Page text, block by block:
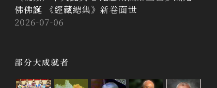
佛佛誕 《經藏總集》新卷面世
2026-07-06
部分大成就者